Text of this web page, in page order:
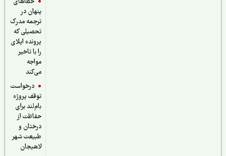
پنهان در
ترجمه مدرک
تحصیلی که
پرونده اپلای
را با تاخیر
درخواست
توقف پروژه
بام‌لند برای
حفاظت از
درختان و
طبیعت شهر
لاهیجان